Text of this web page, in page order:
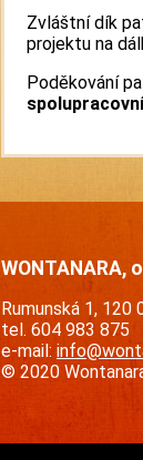
Zvláštní dík
projektu na
Poděkování
WONTANARA,
Rumunská 1, 120
tel. 604 983 875
e-mail:
© 2020